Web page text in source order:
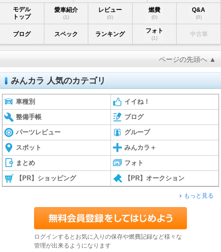
モデル
トップ
愛車紹介
(1)
レビュー
(0)
燃費
(0)
Q&A
(0)
ブログ スペック ランキング フォト
(1)
中古車
ページの先頭へ ▲
みんカラ 人気のカテゴリ
車種別 イイね！
整備手帳 ブログ
パーツレビュー グループ
スポット みんカラ＋
まとめ フォト
【PR】ショッピング 【PR】オークション
もっと見る
ログインするとお気に入りの保存や燃費記録など様々な
管理が出来るようになります